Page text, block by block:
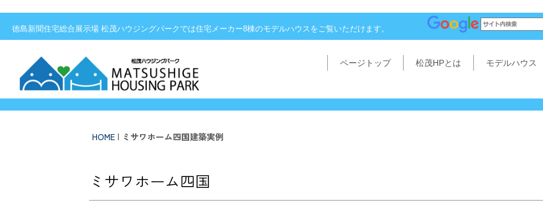
徳島新聞住宅総合展示場 松茂ハウジングパークでは住宅メーカー8棟のモデルハウスをご覧いただけます。
ページトップ 松茂HPとは モデルハウス
HOME | ミサワホーム四国建築実例
ミサワホーム四国